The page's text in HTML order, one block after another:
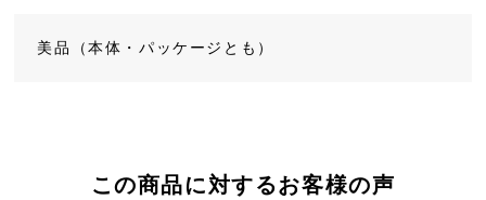
美品（本体・パッケージとも）
この商品に対するお客様の声